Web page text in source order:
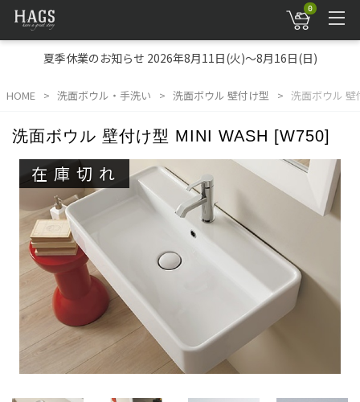
0
夏季休業のお知らせ 2026年8月11日(火)～8月16日(日)
HOME 洗面ボウル・手洗い 洗面ボウル 壁付け型 洗面ボウル 壁
洗面ボウル 壁付け型 MINI WASH [W750]
在庫切れ